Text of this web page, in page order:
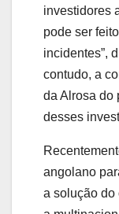
investidores
pode ser
incidentes”,
contudo, a
da Alrosa do
desses
angolano
a solução do